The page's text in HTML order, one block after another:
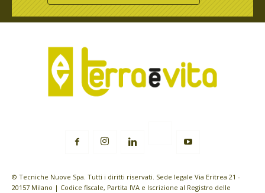
© Tecniche Nuove Spa. Tutti i diritti riservati. Sede legale Via Eritrea 21 -
20157 Milano | Codice fiscale, Partita IVA e Iscrizione al Registro delle